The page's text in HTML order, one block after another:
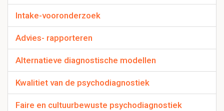
Intake-vooronderzoek
Advies- rapporteren
Alternatieve diagnostische modellen
Kwalitiet van de psychodiagnostiek
Faire en cultuurbewuste psychodiagnostiek